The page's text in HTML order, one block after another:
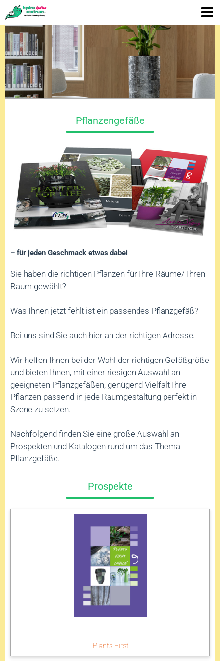
Pflanzengefäße
– für jeden Geschmack etwas dabei
Sie haben die richtigen Pflanzen für Ihre Räume/ Ihren
Raum gewählt?
Was Ihnen jetzt fehlt ist ein passendes Pflanzgefäß?
Bei uns sind Sie auch hier an der richtigen Adresse.
Wir helfen Ihnen bei der Wahl der richtigen Gefäßgröße
und bieten Ihnen, mit einer riesigen Auswahl an
geeigneten Pflanzgefäßen, genügend Vielfalt Ihre
Pflanzen passend in jede Raumgestaltung perfekt in
Szene zu setzen.
Nachfolgend finden Sie eine große Auswahl an
Prospekten und Katalogen rund um das Thema
Pflanzgefäße.
Prospekte
Plants First